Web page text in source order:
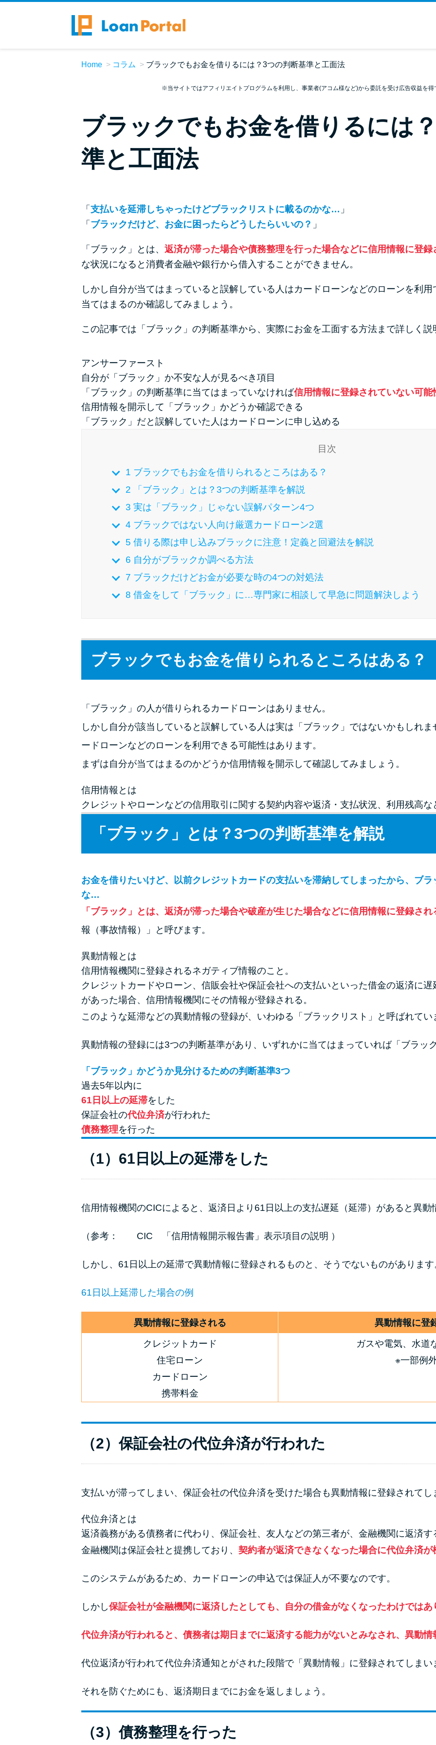
Home コラム ブラックでもお金を借りるには？3つの判断基準と工面法
※当サイトではアフィリエイトプログラムを利用し、事業者(アコム様など)から委託を受け広告収益を得
ブラックでもお金を借りるには
準と工面法
「支払いを延滞しちゃったけどブラックリストに載るのかな… 」
「ブラックだけど、お金に困ったらどうしたらいいの？ 」
「ブラック」とは、 返済が滞った場合や債務整理を行った場合などに信用情報に登録
な状況になると消費者金融や銀行から借入することができません。
しかし自分が当てはまっていると誤解している人はカードローンなどのローンを利
当てはまるのか確認してみましょう。
この記事では「ブラック」の判断基準から、実際にお金を工面する方法まで詳しく説
アンサーファースト
自分が「ブラック」か不安な人が見るべき項目
「ブラック」の判断基準に当てはまっていなければ信用情報に登録されていない可能
信用情報を開示して「ブラック」かどうか確認できる
「ブラック」だと誤解していた人はカードローンに申し込める
目次
1 ブラックでもお金を借りられるところはある？
2 「ブラック」とは？3つの判断基準を解説
3 実は「ブラック」じゃない誤解パターン4つ
4 ブラックではない人向け厳選カードローン2選
5 借りる際は申し込みブラックに注意！定義と回避法を解説
6 自分がブラックか調べる方法
7 ブラックだけどお金が必要な時の4つの対処法
8 借金をして「ブラック」に…専門家に相談して早急に問題解決しよう
ブラックでもお金を借りられるところはある？
「ブラック」の人が借りられるカードローンはありません。
しかし自分が該当していると誤解している人は実は「ブラック」ではないかもしれ
ードローンなどのローンを利用できる可能性はあります。
まずは自分が当てはまるのかどうか信用情報を開示して確認してみましょう。
信用情報とは
クレジットやローンなどの信用取引に関する契約内容や返済・支払状況、利用残高な
「ブラック」とは？3つの判断基準を解説
お金を借りたいけど、以前クレジットカードの支払いを滞納してしまったから、ブ
な…
「ブラック」とは、返済が滞った場合や破産が生じた場合などに信用情報に登録され
報（事故情報）」と呼びます。
異動情報とは
信用情報機関に登録されるネガティブ情報のこと。
クレジットカードやローン、信販会社や保証会社への支払いといった借金の返済に
があった場合、信用情報機関にその情報が登録される。
このような延滞などの異動情報の登録が、いわゆる「ブラックリスト」と呼ばれてい
異動情報の登録には3つの判断基準があり、いずれかに当てはまっていれば「ブラッ
「ブラック」かどうか見分けるための判断基準3つ
過去5年以内に
61日以上の延滞をした
保証会社の代位弁済が行われた
債務整理を行った
（1）61日以上の延滞をした
信用情報機関のCICによると、返済日より61日以上の支払遅延（延滞）があると異動
（参考： CIC 「信用情報開示報告書」表示項目の説明 ）
しかし、61日以上の延滞で異動情報に登録されるものと、そうでないものがあります
61日以上延滞した場合の例
異動情報に登録される 異動情報に登
クレジットカード
住宅ローン
カードローン
携帯料金
ガスや電気、水道
※一部例
（2）保証会社の代位弁済が行われた
支払いが滞ってしまい、保証会社の代位弁済を受けた場合も異動情報に登録されてし
代位弁済とは
返済義務がある債務者に代わり、保証会社、友人などの第三者が、金融機関に返済す
金融機関は保証会社と提携しており、 契約者が返済できなくなった場合に代位弁済が
このシステムがあるため、カードローンの申込では保証人が不要なのです。
しかし保証会社が金融機関に返済したとしても、自分の借金がなくなったわけではあ
代位弁済が行われると、債務者は期日までに返済する能力がないとみなされ、異動
代位返済が行われて代位弁済通知とがされた段階で「異動情報」に登録されてしまい
それを防ぐためにも、返済期日までにお金を返しましょう。
（3）債務整理を行った